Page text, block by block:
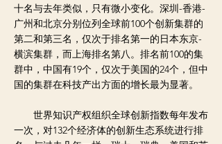
十名与去年类似，只有微小变化。深圳-香港-
广州和北京分别位列全球前100个创新集群的
第二和第三名，仅次于排名第一的日本东京-
横滨集群，而上海排名第八。排名前100的集
群中，中国有19个，仅次于美国的24个，但中
国的集群在科技产出方面的增长最为显著。
世界知识产权组织全球创新指数每年发布
一次，对132个经济体的创新生态系统进行排